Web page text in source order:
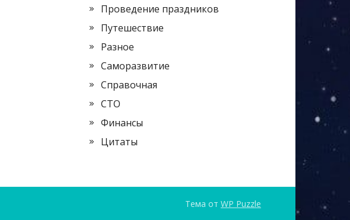
Проведение праздников
Путешествие
Разное
Саморазвитие
Справочная
СТО
Финансы
Цитаты
Тема от WP Puzzle